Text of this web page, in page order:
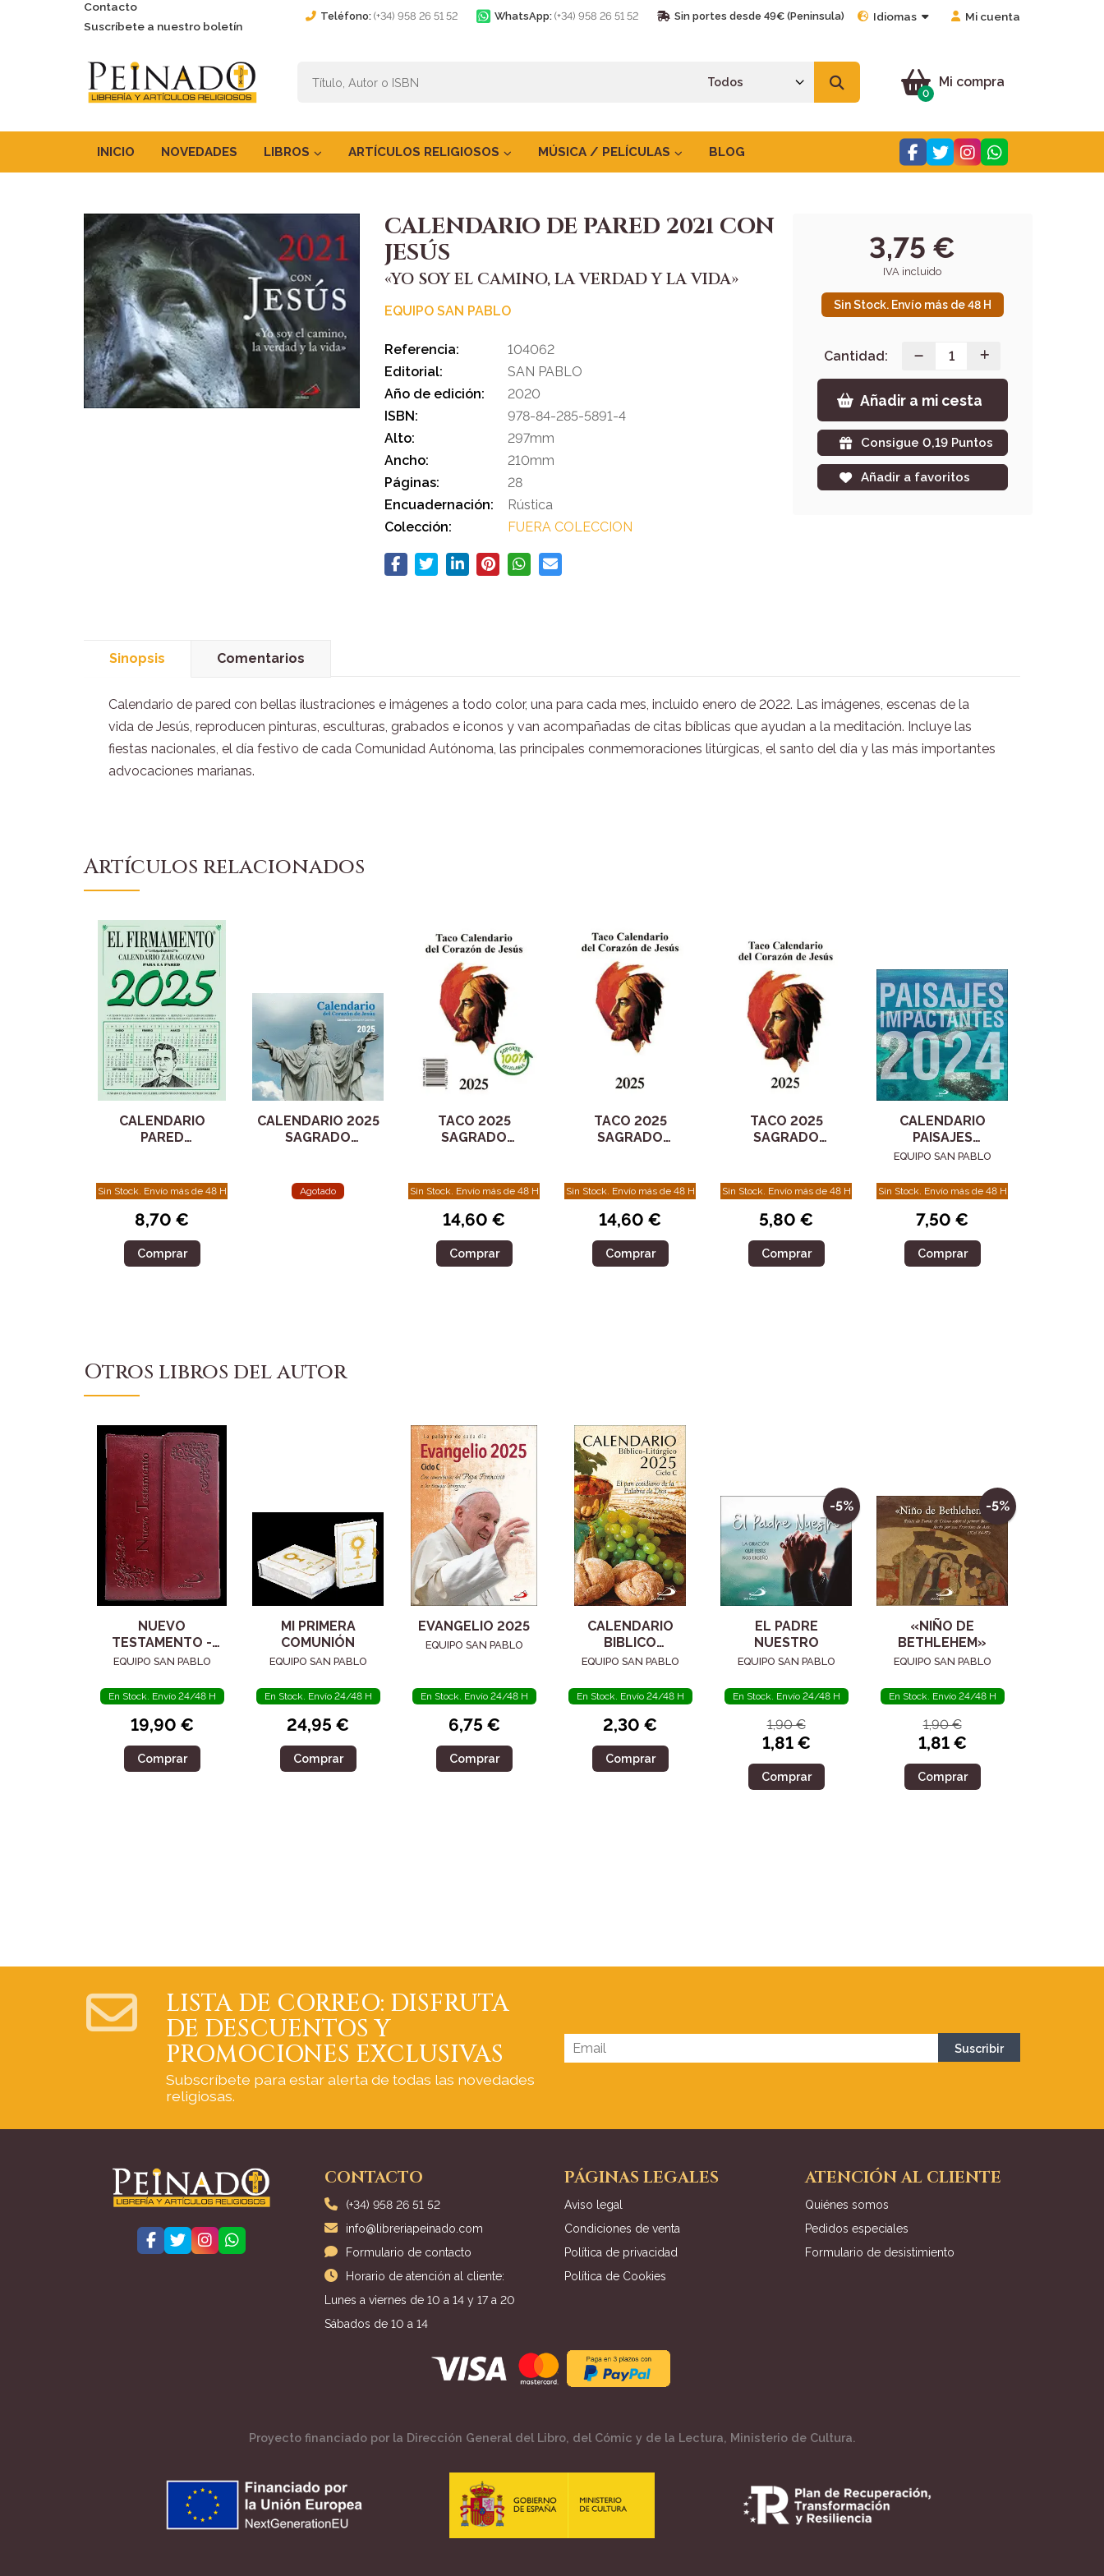
Contacto
Suscríbete a nuestro boletín
Teléfono: (+34) 958 26 51 52 WhatsApp: (+34) 958 26 51 52 Sin portes desde 49€ (Peninsula) Idiomas Mi cuenta
Mi compra
0
INICIO NOVEDADES LIBROS ARTÍCULOS RELIGIOSOS MÚSICA / PELÍCULAS BLOG
CALENDARIO DE PARED 2021 CON
JESÚS
«YO SOY EL CAMINO, LA VERDAD Y LA VIDA»
EQUIPO SAN PABLO
Referencia:
104062
Editorial:
SAN PABLO
Año de edición:
2020
ISBN:
978-84-285-5891-4
Alto:
297mm
Ancho:
210mm
Páginas:
28
Encuadernación:
Rústica
Colección:
FUERA COLECCION
3,75 €
IVA incluido
Sin Stock. Envío más de 48 H
Cantidad:
Añadir a mi cesta
Consigue 0,19 Puntos
Añadir a favoritos
Sinopsis Comentarios
Calendario de pared con bellas ilustraciones e imágenes a todo color, una para cada mes, incluido enero de 2022. Las imágenes, escenas de la
vida de Jesús, reproducen pinturas, esculturas, grabados e iconos y van acompañadas de citas bíblicas que ayudan a la meditación. Incluye las
fiestas nacionales, el día festivo de cada Comunidad Autónoma, las principales conmemoraciones litúrgicas, el santo del día y las más importantes
advocaciones marianas.
Artículos relacionados
CALENDARIO
PARED
Sin Stock. Envío más de 48 H
8,70 €
Comprar
CALENDARIO 2025
SAGRADO
Agotado
TACO 2025
SAGRADO
Sin Stock. Envío más de 48 H
14,60 €
Comprar
TACO 2025
SAGRADO
Sin Stock. Envío más de 48 H
14,60 €
Comprar
TACO 2025
SAGRADO
IMAN
Sin Stock. Envío más de 48 H
5,80 €
Comprar
CALENDARIO
PAISAJES
IMPACTANTES
EQUIPO SAN PABLO
Sin Stock. Envío más de 48 H
7,50 €
Comprar
Otros libros del autor
NUEVO
TESTAMENTO -
LETRA GRANDE.
EQUIPO SAN PABLO
En Stock. Envío 24/48 H
19,90 €
Comprar
MI PRIMERA
COMUNIÓN
EQUIPO SAN PABLO
En Stock. Envío 24/48 H
24,95 €
Comprar
EVANGELIO 2025
EQUIPO SAN PABLO
En Stock. Envío 24/48 H
6,75 €
Comprar
CALENDARIO
BIBLICO
LITURGICO 2025
EQUIPO SAN PABLO
En Stock. Envío 24/48 H
2,30 €
Comprar
-5%
EL PADRE
NUESTRO
EQUIPO SAN PABLO
En Stock. Envío 24/48 H
1,90 €
1,81 €
Comprar
-5%
«NIÑO DE
BETHLEHEM»
EQUIPO SAN PABLO
En Stock. Envío 24/48 H
1,90 €
1,81 €
Comprar
LISTA DE CORREO: DISFRUTA
DE DESCUENTOS Y
PROMOCIONES EXCLUSIVAS
Subscríbete para estar alerta de todas las novedades
religiosas.
CONTACTO
(+34) 958 26 51 52
info@libreriapeinado.com
Formulario de contacto
Horario de atención al cliente:
Lunes a viernes de 10 a 14 y 17 a 20
Sábados de 10 a 14
PÁGINAS LEGALES
Aviso legal
Condiciones de venta
Política de privacidad
Política de Cookies
ATENCIÓN AL CLIENTE
Quiénes somos
Pedidos especiales
Formulario de desistimiento
Proyecto financiado por la Dirección General del Libro, del Cómic y de la Lectura, Ministerio de Cultura.